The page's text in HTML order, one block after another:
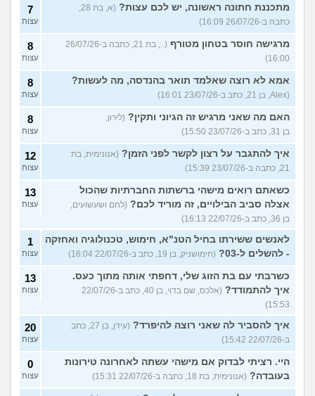
מתכננת חתונה ראשונה, יש לכם עצות?
(א, בת 28,
כתבה ב-26/07/26 16:09)
7
עצות
מרגישה חוסר בטחון מטורף
(.., בת 21, כתבה ב-26/07/26
16:00)
8
עצות
אמא לא רוצה שאלמד תואר בהנדסה, מה לעשות?
(Alex, בן 21, כתב ב-23/07/26 16:01)
8
עצות
האם מה שאני מרגיש זה הגיוני ותקין? (לירון,
בן 31, כתב ב-23/07/26 15:50)
8
עצות
איך להתגבר על רצון לקשר לפני הזמן? (אנונימית, בת
21, כתבה ב-23/07/26 15:39)
12
עצות
כשאתם רואים מישהי ברשתות החברתיות שהכול
אצלה סביב הבילויים, זה מוריד לכם? (לחם ושעשועים,
בן 36, כתב ב-22/07/26 16:13)
13
עצות
לאנשים ששירתו בחיל הטנ"א, חימוש, טכנולוגיה ואחזקה
- להשלים ל-03?
(חימושניק, בן 19, כתב ב-22/07/26 16:04)
1
עצות
כשרבתי עם בת הזוג שלי, דחפתי אותה מתוך כעס.
איך להתמודד?
(אלכס, שם בדוי, בן 40, כתב ב-22/07/26
15:53)
13
עצות
איך להסביר לה שאני רוצה להיפרד?
(עידן, בן 27, כתב
ב-22/07/26 15:42)
20
עצות
היי. רציתי לבדוק אם מישהי עשתה לאחרונה טירונות
בעובדה? (אנונימית, בת 18, כתבה ב-22/07/26 15:31)
0
עצות